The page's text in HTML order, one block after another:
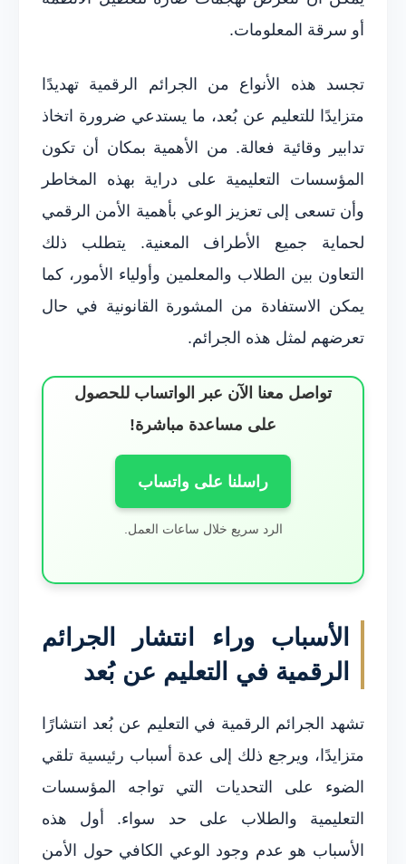
أو سرقة المعلومات.
تجسد هذه الأنواع من الجرائم الرقمية تهديدًا
متزايدًا للتعليم عن بُعد، ما يستدعي ضرورة اتخاذ
تدابير وقائية فعالة. من الأهمية بمكان أن تكون
المؤسسات التعليمية على دراية بهذه المخاطر
وأن تسعى إلى تعزيز الوعي بأهمية الأمن الرقمي
لحماية جميع الأطراف المعنية. يتطلب ذلك
التعاون بين الطلاب والمعلمين وأولياء الأمور، كما
يمكن الاستفادة من المشورة القانونية في حال
تعرضهم لمثل هذه الجرائم.
تواصل معنا الآن عبر الواتساب للحصول
على مساعدة مباشرة!
راسلنا على واتساب
الرد سريع خلال ساعات العمل.
الأسباب وراء انتشار الجرائم
الرقمية في التعليم عن بُعد
تشهد الجرائم الرقمية في التعليم عن بُعد انتشارًا
متزايدًا، ويرجع ذلك إلى عدة أسباب رئيسية تلقي
الضوء على التحديات التي تواجه المؤسسات
التعليمية والطلاب على حد سواء. أول هذه
الأسباب هو عدم وجود الوعي الكافي حول الأمن